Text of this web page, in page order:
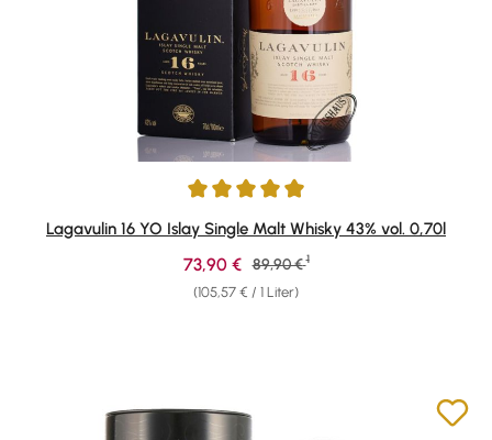
Durchschnittliche Bewertung von 4.95 von 5 Sternen
Lagavulin 16 YO Islay Single Malt Whisky 43% vol. 0,70l
(105,57 € / 1 Liter)
Verkaufspreis:
73,90 € Regulärer Preis:
89,90 € 1